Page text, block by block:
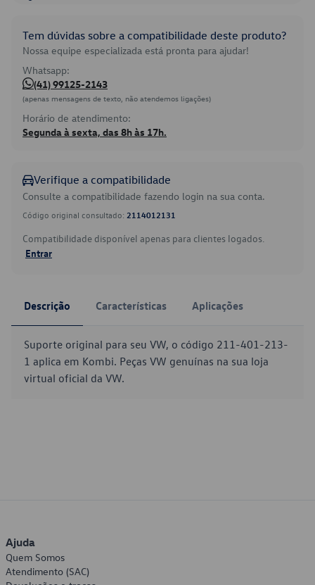
Tem dúvidas sobre a compatibilidade deste produto?
Nossa equipe especializada está pronta para ajudar!
Whatsapp:
(41) 99125-2143
(apenas mensagens de texto, não atendemos ligações)
Horário de atendimento:
Segunda à sexta, das 8h às 17h.
Verifique a compatibilidade
Consulte a compatibilidade fazendo login na sua conta.
Código original consultado: 2114012131
Compatibilidade disponível apenas para clientes logados.
Entrar
Descrição Características Aplicações
Suporte original para seu VW, o código 211-401-213-
1 aplica em Kombi. Peças VW genuínas na sua loja
virtual oficial da VW.
Ajuda
Quem Somos
Atendimento (SAC)